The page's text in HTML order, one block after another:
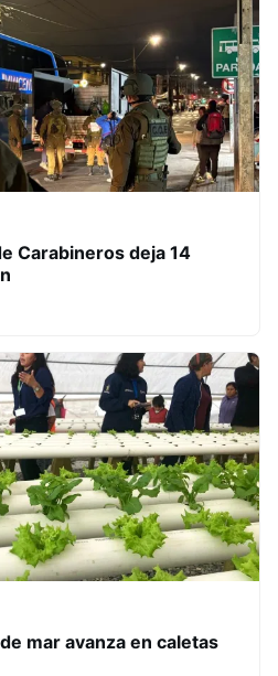
Carabineros deja 14
mar avanza en caletas